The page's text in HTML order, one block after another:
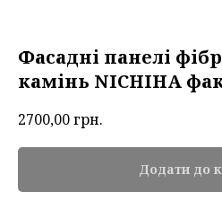
Фасадні панелі
камінь NICHIHA
2700,00грн.
Додати до